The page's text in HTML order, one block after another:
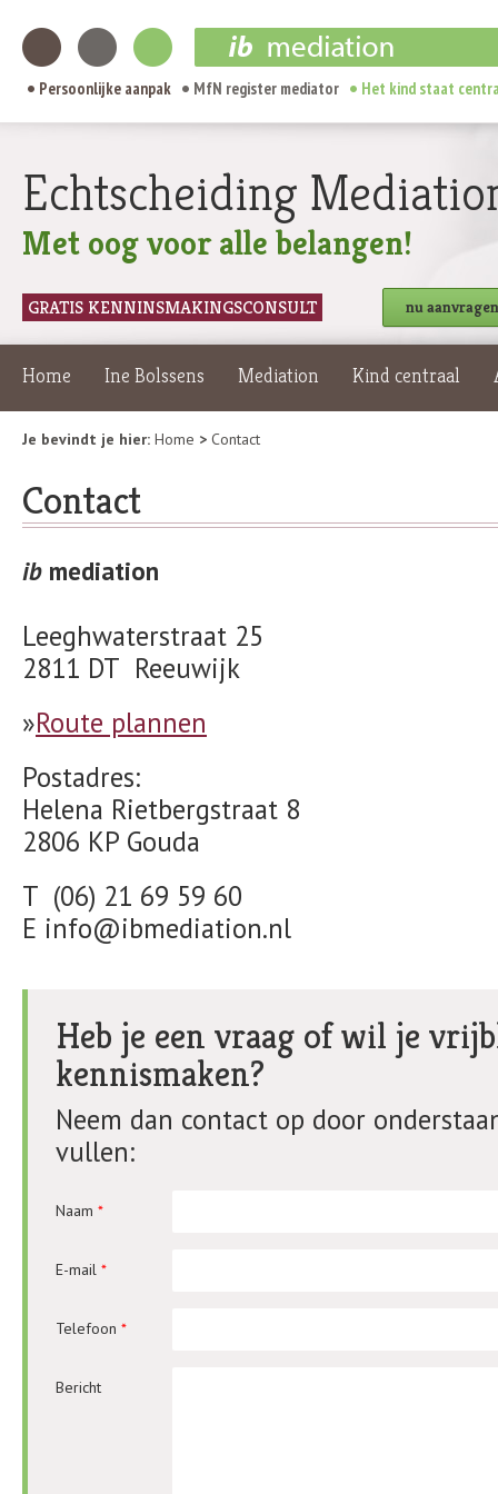
Persoonlijke aanpak MfN register mediator Het kind staat
Echtscheiding
Met oog voor alle belangen!
GRATIS KENNINSMAKINGSCONSULT nu aanvragen
Home Ine Bolssens Mediation Kind centraal
Je bevindt je hier: Home > Contact
Contact
ib mediation
Leeghwaterstraat 25
2811 DT Reeuwijk
»Route plannen
Postadres:
Helena Rietbergstraat 8
2806 KP Gouda
T (06) 21 69 59 60
E info@ibmediation.nl
Heb je een vraag of wil je
kennismaken?
Neem dan contact op door
vullen:
Naam *
E-mail *
Telefoon *
Bericht